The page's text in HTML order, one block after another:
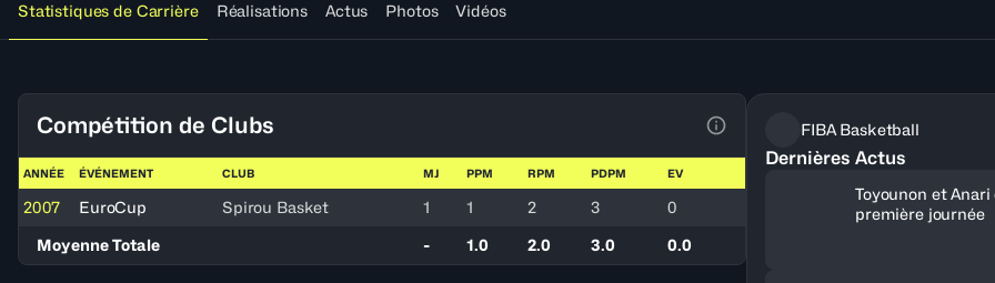
Statistiques de Carrière
Réalisations Actus Photos Vidéos
Compétition de Clubs
Voir la Légende du Tableau
ANNÉE ÉVÉNEMENT CLUB MJ PPM RPM PDPM EV
2007 EuroCup Spirou Basket 1 1 2 3
0
Moyenne Totale
- 1.0 2.0 3.0 0.0
FIBA Basketball
Dernières Actus
Toyounon et
première journée